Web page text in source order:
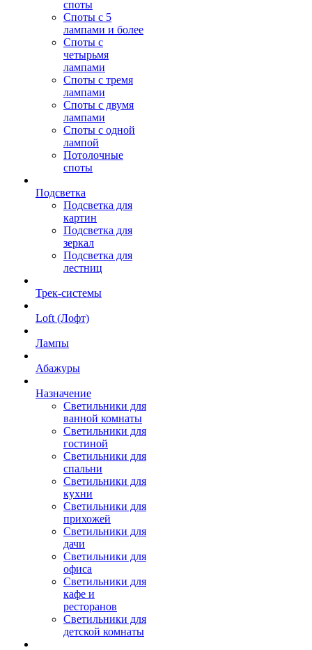
споты
Споты с 5
лампами и более
Споты с
четырьмя
лампами
Споты с тремя
лампами
Споты с двумя
лампами
Споты с одной
лампой
Потолочные
споты
Подсветка
Подсветка для
картин
Подсветка для
зеркал
Подсветка для
лестниц
Трек-системы
Loft (Лофт)
Лампы
Абажуры
Назначение
Светильники для
ванной комнаты
Светильники для
гостиной
Светильники для
спальни
Светильники для
кухни
Светильники для
прихожей
Светильники для
дачи
Светильники для
офиса
Светильники для
кафе и
ресторанов
Светильники для
детской комнаты